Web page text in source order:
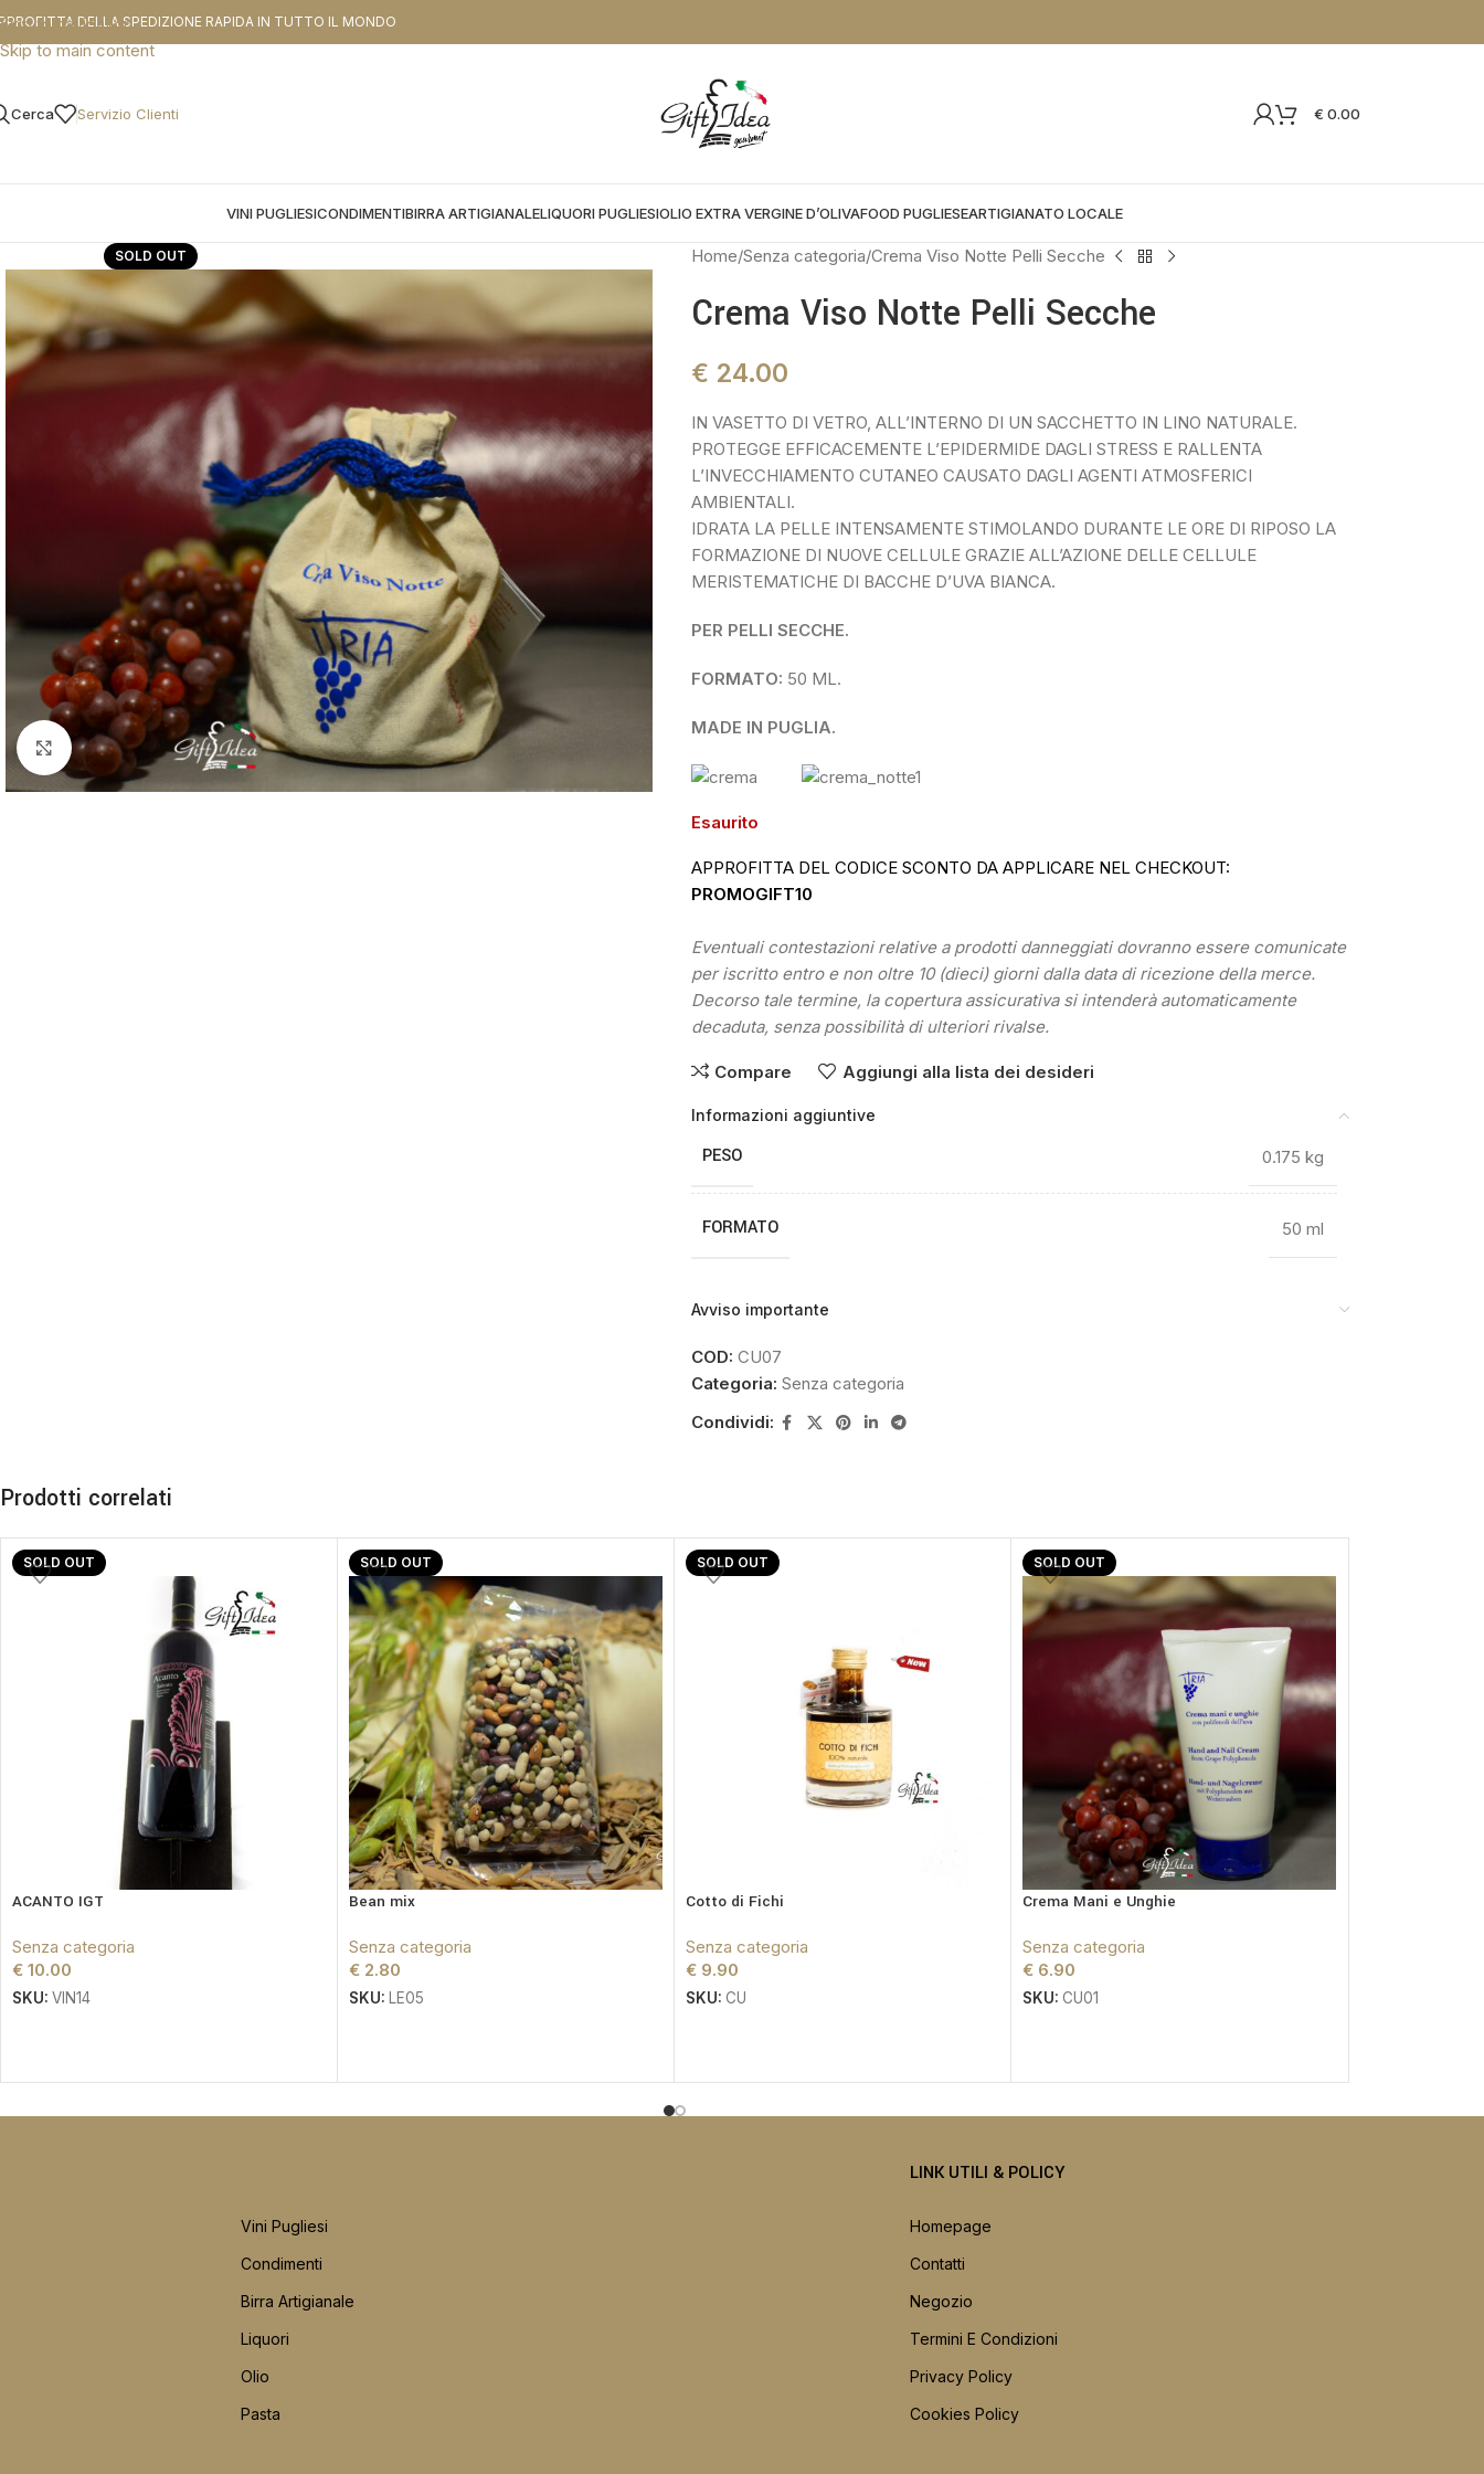
Skip to navigation
Skip to main content
DELLA SPEDIZIONE RAPIDA IN TUTTO IL MONDO
Cerca Servizio Clienti € 0.00
VINI PUGLIESICONDIMENTIBIRRA ARTIGIANALELIQUORI PUGLIESIOLIO EXTRA VERGINE D’OLIVAFOOD PUGLIESEARTIGIANATO LOCALE
SOLD OUT
Click to enlarge
Home Senza categoria Crema Viso Notte Pelli Secche
Crema Viso Notte Pelli Secche
€ 24.00
IN VASETTO DI VETRO, ALL’INTERNO DI UN SACCHETTO IN LINO NATURALE.
PROTEGGE EFFICACEMENTE L’EPIDERMIDE DAGLI STRESS E RALLENTA
L’INVECCHIAMENTO CUTANEO CAUSATO DAGLI AGENTI ATMOSFERICI
AMBIENTALI.
IDRATA LA PELLE INTENSAMENTE STIMOLANDO DURANTE LE ORE DI RIPOSO LA
FORMAZIONE DI NUOVE CELLULE GRAZIE ALL’AZIONE DELLE CELLULE
MERISTEMATICHE DI BACCHE D’UVA BIANCA.
PER PELLI SECCHE.
FORMATO: 50 ML.
MADE IN PUGLIA.
Esaurito
APPROFITTA DEL CODICE SCONTO DA APPLICARE NEL CHECKOUT:
PROMOGIFT10
Eventuali contestazioni relative a prodotti danneggiati dovranno essere comunicate
per iscritto entro e non oltre 10 (dieci) giorni dalla data di ricezione della merce.
Decorso tale termine, la copertura assicurativa si intenderà automaticamente
decaduta, senza possibilità di ulteriori rivalse.
Compare Aggiungi alla lista dei desideri
Informazioni aggiuntive
PESO 0.175 kg
FORMATO 50 ml
Avviso importante
COD: CU07
Categoria: Senza categoria
Condividi:
Prodotti correlati
SOLD OUT
ACANTO IGT
Senza categoria
€ 10.00
SKU: VIN14
SOLD OUT
Bean mix
Senza categoria
€ 2.80
SKU: LE05
SOLD OUT
Cotto di Fichi
Senza categoria
€ 9.90
SKU: CU
SOLD OUT
Crema Mani e Unghie
Senza categoria
€ 6.90
SKU: CU01
Vini Pugliesi
Condimenti
Birra Artigianale
Liquori
Olio
Pasta
LINK UTILI & POLICY
Homepage
Contatti
Negozio
Termini E Condizioni
Privacy Policy
Cookies Policy